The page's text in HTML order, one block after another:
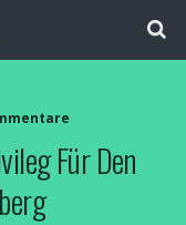
Für Den